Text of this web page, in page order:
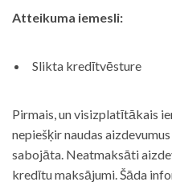
Atteikuma iemesli:
Slikta kredītvēsture
Pirmais, un visizplatītākais
nepiešķir naudas
sabojāta. Neatmaksāti
kredītu maksājumi. Šāda